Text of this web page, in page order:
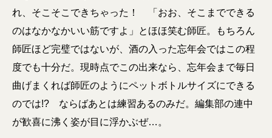
れ、そこそこできちゃった！ 「おお、そこまでできる
のはなかなかいい筋ですよ」とほほ笑む師匠。もちろん
師匠ほど完璧ではないが、酒の入った忘年会ではこの程
度でも十分だ。現時点でこの出来なら、忘年会まで毎日
曲げまくれば師匠のようにペットボトルサイズにできる
のでは!? ならばあとは練習あるのみだ。編集部の連中
が歓喜に沸く姿が目に浮かぶぜ…。